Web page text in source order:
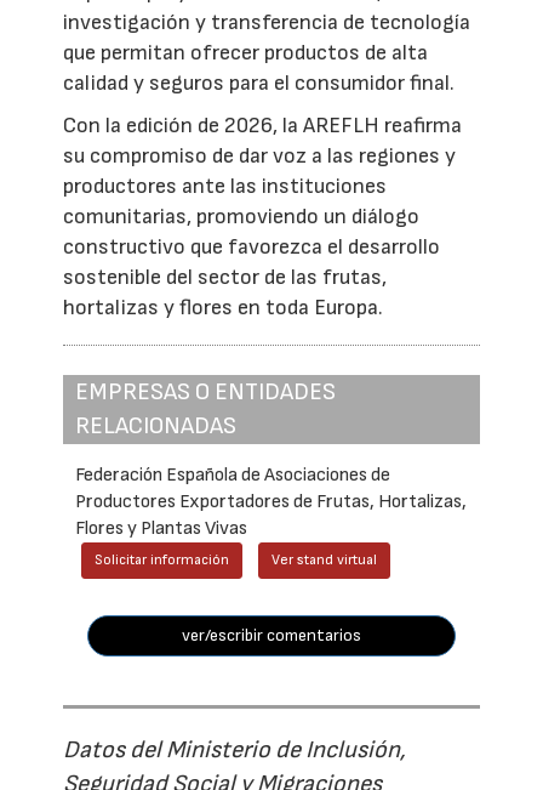
investigación y transferencia de tecnología
que permitan ofrecer productos de alta
calidad y seguros para el consumidor final.
Con la edición de 2026, la AREFLH reafirma
su compromiso de dar voz a las regiones y
productores ante las instituciones
comunitarias, promoviendo un diálogo
constructivo que favorezca el desarrollo
sostenible del sector de las frutas,
hortalizas y flores en toda Europa.
EMPRESAS O ENTIDADES
RELACIONADAS
Federación Española de Asociaciones de
Productores Exportadores de Frutas, Hortalizas,
Flores y Plantas Vivas
Solicitar información Ver stand virtual
ver/escribir comentarios
Datos del Ministerio de Inclusión,
Seguridad Social y Migraciones